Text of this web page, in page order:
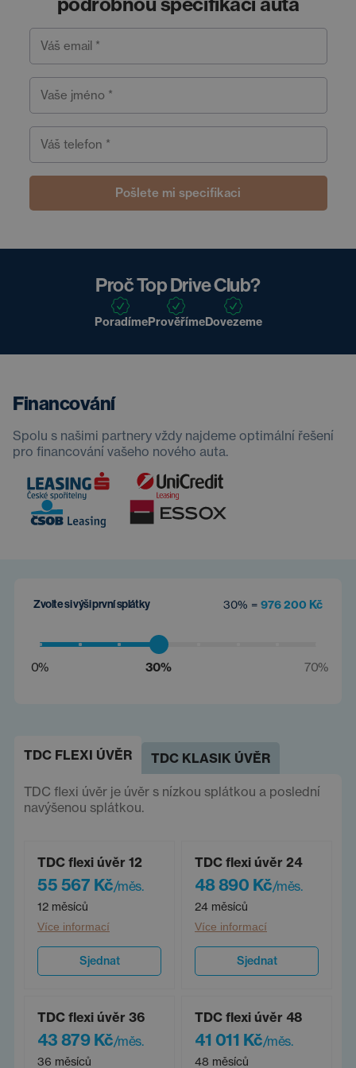
Váš email *
Vaše jméno *
Váš telefon *
Pošlete mi specifikaci
Proč Top Drive Club?
PoradímePrověřímeDovezeme
Financování
Spolu s našimi partnery vždy najdeme optimální řešení
pro financování vašeho nového auta.
Zvolte si výši první splátky 30% = 976 200 Kč
0% 30% 70%
TDC FLEXI ÚVĚR TDC KLASIK ÚVĚR
TDC flexi úvěr je úvěr s nízkou splátkou a poslední
navýšenou splátkou.
TDC flexi úvěr 12
55 567 Kč/měs.
12 měsíců
Více informací
Sjednat
TDC flexi úvěr 24
48 890 Kč/měs.
24 měsíců
Více informací
Sjednat
TDC flexi úvěr 36
43 879 Kč/měs.
36 měsíců
TDC flexi úvěr 48
41 011 Kč/měs.
48 měsíců